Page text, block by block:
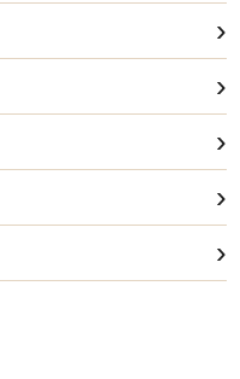
›
›
›
›
›